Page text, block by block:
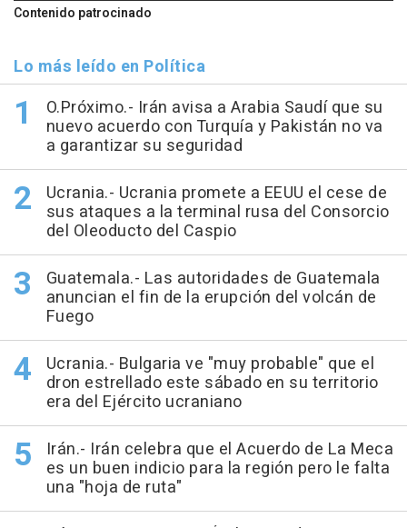
Contenido patrocinado
Lo más leído en Política
O.Próximo.- Irán avisa a Arabia Saudí que su
nuevo acuerdo con Turquía y Pakistán no va
a garantizar su seguridad
Ucrania.- Ucrania promete a EEUU el cese de
sus ataques a la terminal rusa del Consorcio
del Oleoducto del Caspio
Guatemala.- Las autoridades de Guatemala
anuncian el fin de la erupción del volcán de
Fuego
Ucrania.- Bulgaria ve "muy probable" que el
dron estrellado este sábado en su territorio
era del Ejército ucraniano
Irán.- Irán celebra que el Acuerdo de La Meca
es un buen indicio para la región pero le falta
una "hoja de ruta"